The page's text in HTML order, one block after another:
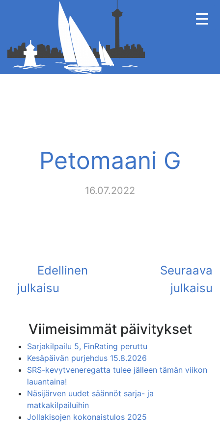
Petomaani G
16.07.2022
Viimeisimmät päivitykset
Sarjakilpailu 5, FinRating peruttu
Kesäpäivän purjehdus 15.8.2026
SRS-kevytveneregatta tulee jälleen tämän viikon
lauantaina!
Näsijärven uudet säännöt sarja- ja
matkakilpailuihin
Jollakisojen kokonaistulos 2025